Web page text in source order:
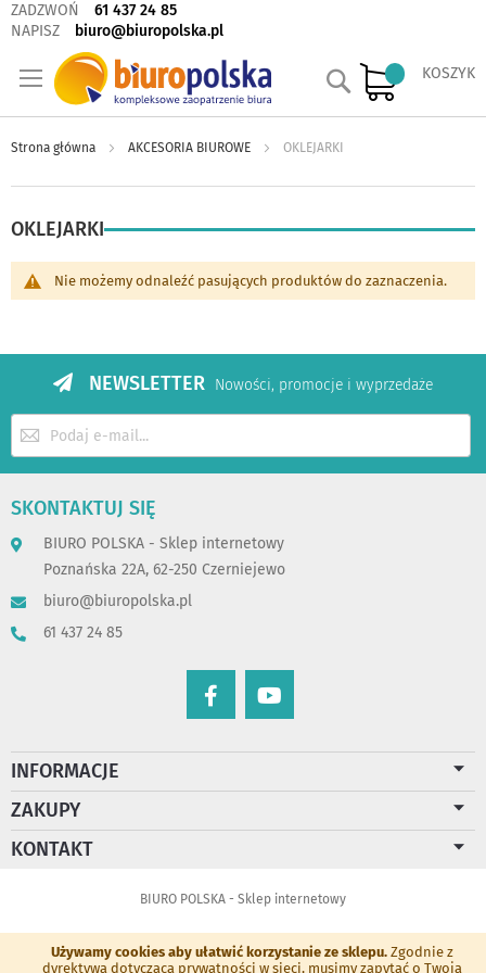
Używamy cookies aby ułatwić korzystanie ze sklepu. Zgodnie z
dyrektywą dotyczącą prywatności w sieci, musimy zapytać o Twoją
ZADZWOŃ
61 437 24 85
NAPISZ
biuro@biuropolska.pl
KOSZYK
Szukaj
Strona główna AKCESORIA BIUROWE OKLEJARKI
OKLEJARKI
Nie możemy odnaleźć pasujących produktów do zaznaczenia.
NEWSLETTER Nowości, promocje i wyprzedaże
Subskrybuj
nasz
SKONTAKTUJ SIĘ
BIURO POLSKA - Sklep internetowy
Poznańska 22A, 62-250 Czerniejewo
biuro@biuropolska.pl
61 437 24 85
INFORMACJE
ZAKUPY
KONTAKT
BIURO POLSKA - Sklep internetowy